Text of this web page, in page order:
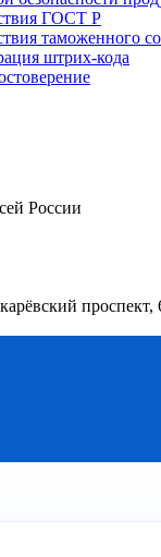
ГОСТ Р
таможенного
штрих-кода
России
проспект,